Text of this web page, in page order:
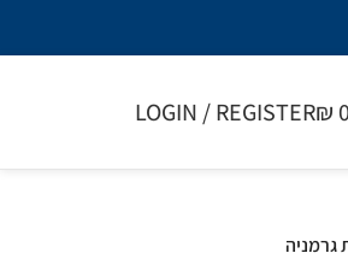
₪0
LOGIN / REGISTER
גרמניה